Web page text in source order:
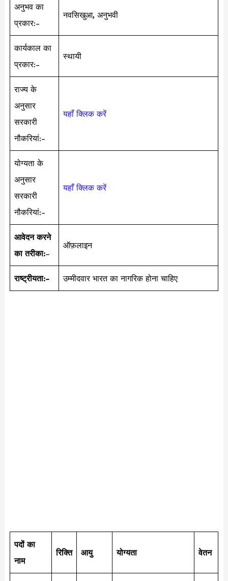
अनुभव का
प्रकार:-
नवसिखुआ, अनुभवी
कार्यकाल का
प्रकार:-
स्थायी
राज्य के
अनुसार
सरकारी
नौकरियां:-
यहाँ क्लिक करें
योग्यता के
अनुसार
सरकारी
नौकरियां:-
यहाँ क्लिक करें
आवेदन करने
का तरीका:–
ऑफ़लाइन
राष्ट्रीयता:- उम्मीदवार भारत का नागरिक होना चाहिए
पदों का
नाम
रिक्ति आयु योग्यता वेतन